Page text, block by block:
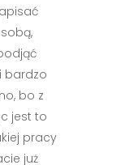
bardzo
bo z
jest to
pracy
już